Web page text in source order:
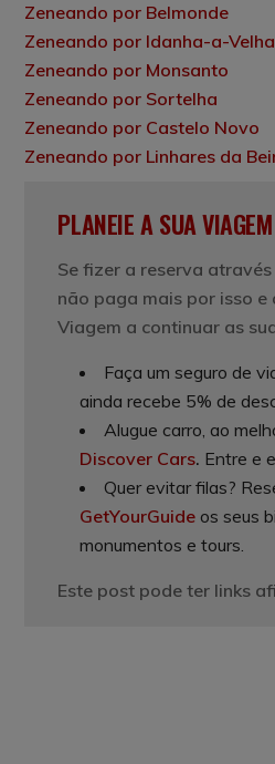
Zeneando por Belmonde
Zeneando por Idanha-a-Velha
Zeneando por Monsanto
Zeneando por Sortelha
Zeneando por Castelo Novo
Zeneando por Linhares da
PLANEIE A SUA VIAGEM
Se fizer a reserva
não paga mais por isso e
Viagem a continuar as
Faça um seguro de
ainda recebe 5% de
Alugue carro, ao
Discover Cars. Entre e
Quer evitar filas?
GetYourGuide os seus
monumentos e tours.
Este post pode ter links